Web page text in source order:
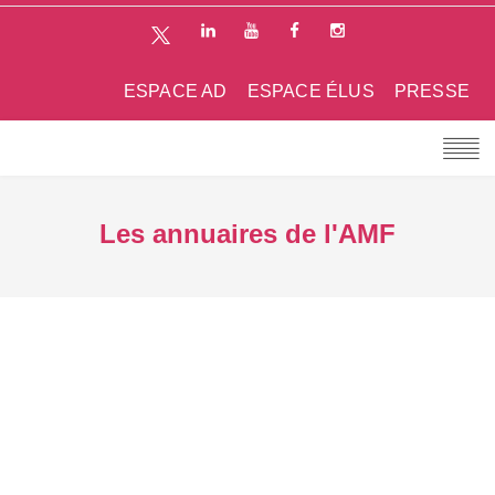
PRESSE
ESPACE ÉLUS
ESPACE AD
Les annuaires de l'AMF